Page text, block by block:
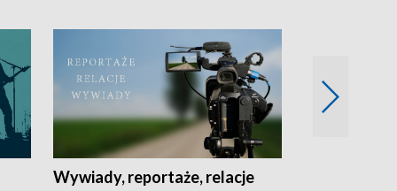
Wywiady, reportaże, relacje